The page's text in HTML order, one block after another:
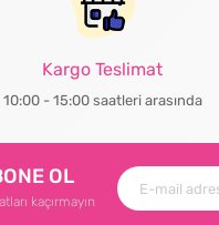
Kargo Teslimat
10:00 - 15:00 saatleri arasında
OL
kaçırmayın